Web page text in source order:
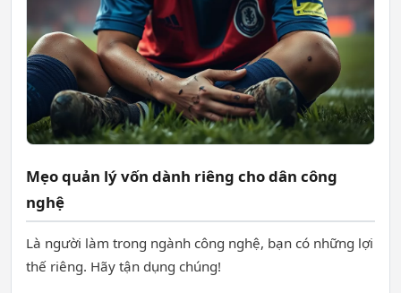
Mẹo quản lý vốn dành riêng cho dân công
nghệ
Là người làm trong ngành công nghệ, bạn có những lợi
thế riêng. Hãy tận dụng chúng!